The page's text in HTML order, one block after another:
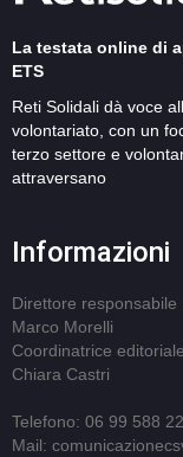
La testata online di
ETS
Reti Solidali dà voce
volontariato, con un
terzo settore e
attraversano
Informazioni
Direttore responsabile
Marco Morelli
Coordinatrice editoriale
Chiara Castri
Telefono: 06 99 588
Mail: